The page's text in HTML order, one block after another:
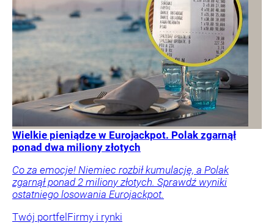
Wielkie pieniądze w Eurojackpot. Polak zgarnął
ponad dwa miliony złotych
Co za emocje! Niemiec rozbił kumulację, a Polak
zgarnął ponad 2 miliony złotych. Sprawdź wyniki
ostatniego losowania Eurojackpot.
Twój portfel Firmy i rynki